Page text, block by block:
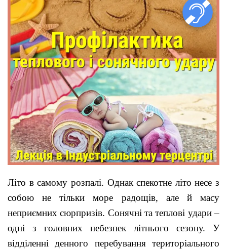
Літо в самому розпалі. Однак спекотне літо несе з
собою не тільки море радощів, але й масу
неприємних сюрпризів. Сонячні та теплові удари –
одні з головних небезпек літнього сезону. У
відділенні денного перебування територіального